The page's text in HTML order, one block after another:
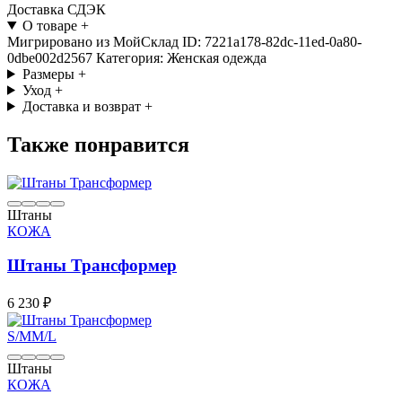
Доставка СДЭК
О товаре +
Мигрировано из МойСклад ID: 7221a178-82dc-11ed-0a80-
0dbe002d2567 Категория: Женская одежда
Размеры +
Уход +
Доставка и возврат +
Также понравится
Штаны
КОЖА
Штаны Трансформер
6 230 ₽
S/MM/L
Штаны
КОЖА